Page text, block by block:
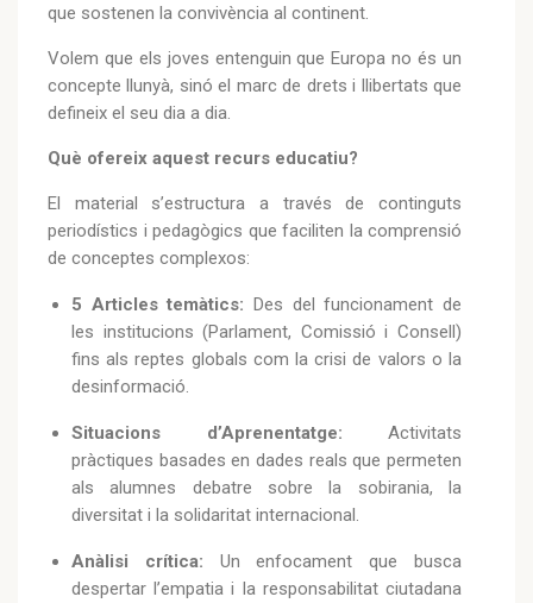
que sostenen la convivència al continent.
Volem que els joves entenguin que Europa no és un
concepte llunyà, sinó el marc de drets i llibertats que
defineix el seu dia a dia.
Què ofereix aquest recurs educatiu?
El material s’estructura a través de continguts
periodístics i pedagògics que faciliten la comprensió
de conceptes complexos:
5 Articles temàtics: Des del funcionament de
les institucions (Parlament, Comissió i Consell)
fins als reptes globals com la crisi de valors o la
desinformació.
Situacions d’Aprenentatge: Activitats
pràctiques basades en dades reals que permeten
als alumnes debatre sobre la sobirania, la
diversitat i la solidaritat internacional.
Anàlisi crítica: Un enfocament que busca
despertar l’empatia i la responsabilitat ciutadana